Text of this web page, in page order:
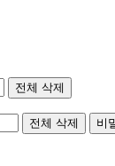
전체 삭제
전체 삭제 비